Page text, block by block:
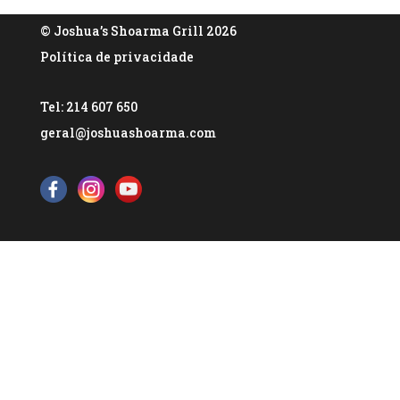
© Joshua’s Shoarma Grill 2026
Política de privacidade
Tel: 214 607 650
geral@joshuashoarma.com